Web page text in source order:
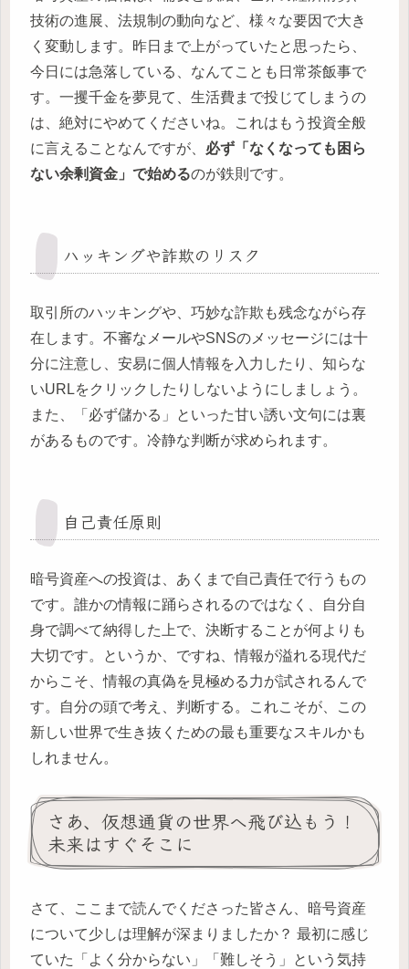
技術の進展、法規制の動向など、様々な要因で大き
く変動します。昨日まで上がっていたと思ったら、
今日には急落している、なんてことも日常茶飯事で
す。一攫千金を夢見て、生活費まで投じてしまうの
は、絶対にやめてくださいね。これはもう投資全般
に言えることなんですが、 必ず「なくなっても困ら
ない余剰資金」で始めるのが鉄則です。
ハッキングや詐欺のリスク
取引所のハッキングや、巧妙な詐欺も残念ながら存
在します。不審なメールやSNSのメッセージには十
分に注意し、安易に個人情報を入力したり、知らな
いURLをクリックしたりしないようにしましょう。
また、「必ず儲かる」といった甘い誘い文句には裏
があるものです。冷静な判断が求められます。
自己責任原則
暗号資産への投資は、あくまで自己責任で行うもの
です。誰かの情報に踊らされるのではなく、自分自
身で調べて納得した上で、決断することが何よりも
大切です。というか、ですね、情報が溢れる現代だ
からこそ、情報の真偽を見極める力が試されるんで
す。自分の頭で考え、判断する。これこそが、この
新しい世界で生き抜くための最も重要なスキルかも
しれません。
さあ、仮想通貨の世界へ飛び込もう！
未来はすぐそこに
さて、ここまで読んでくださった皆さん、暗号資産
について少しは理解が深まりましたか？ 最初に感じ
ていた「よく分からない」「難しそう」という気持